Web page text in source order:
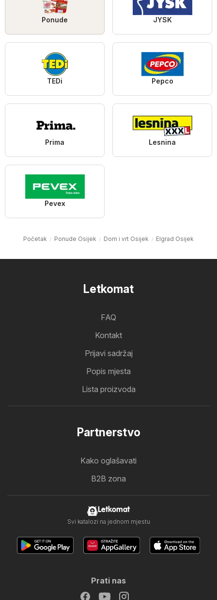
Ponude JYSK
TEDi Pepco
Prima Lesnina
Pevex
Početak Ponude Osijek Dom i vrt Osijek Elgrad Osijek
Letkomat
FAQ
Kontakt
Prijavi sadržaj
Popis mjesta
Lista proizvoda
Partnerstvo
Kako oglašavati
B2B zona
Letkomat
Svi katalozi na jednom mjestu
Prati nas